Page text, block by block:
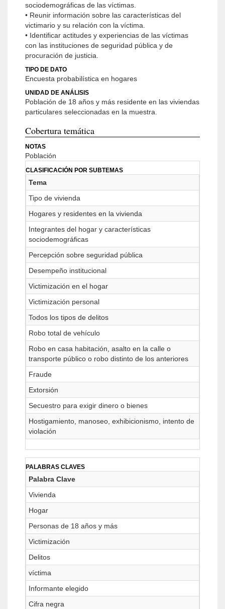
sociodemográficas de las víctimas.
• Reunir información sobre las características del
victimario y su relación con la víctima.
• Identificar actitudes y experiencias de las víctimas
con las instituciones de seguridad pública y de
procuración de justicia.
TIPO DE DATO
Encuesta probabilística en hogares
UNIDAD DE ANÁLISIS
Población de 18 años y más residente en las viviendas
particulares seleccionadas en la muestra.
Cobertura temática
NOTAS
Población
CLASIFICACIÓN POR SUBTEMAS
Tema
Tipo de vivienda
Hogares y residentes en la vivienda
Integrantes del hogar y características
sociodemográficas
Percepción sobre seguridad pública
Desempeño institucional
Victimización en el hogar
Victimización personal
Todos los tipos de delitos
Robo total de vehículo
Robo en casa habitación, asalto en la calle o
transporte público o robo distinto de los anteriores
Fraude
Extorsión
Secuestro para exigir dinero o bienes
Hostigamiento, manoseo, exhibicionismo, intento de
violación
PALABRAS CLAVES
Palabra Clave
Vivienda
Hogar
Personas de 18 años y más
Victimización
Delitos
víctima
Informante elegido
Cifra negra